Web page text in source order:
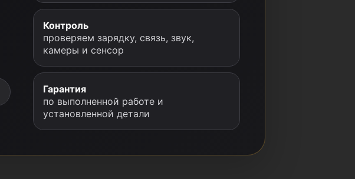
Контроль
проверяем зарядку, связь, звук,
камеры и сенсор
Гарантия
по выполненной работе и
установленной детали